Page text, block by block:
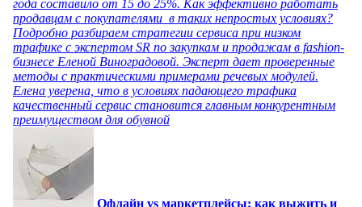
года составило от 15 до 25%. Как эффективно работать
продавцам с покупателями в таких непростых условиях?
Подробно разбираем стратегии сервиса при низком
трафике с экспертом SR по закупкам и продажам в fashion-
бизнесе Еленой Виноградовой. Эксперт дает проверенные
методы с практическими примерами речевых модулей.
Елена уверена, что в условиях падающего трафика
качественный сервис становится главным конкурентным
преимуществом для обувной
Офлайн vs маркетплейсы: как выжить и